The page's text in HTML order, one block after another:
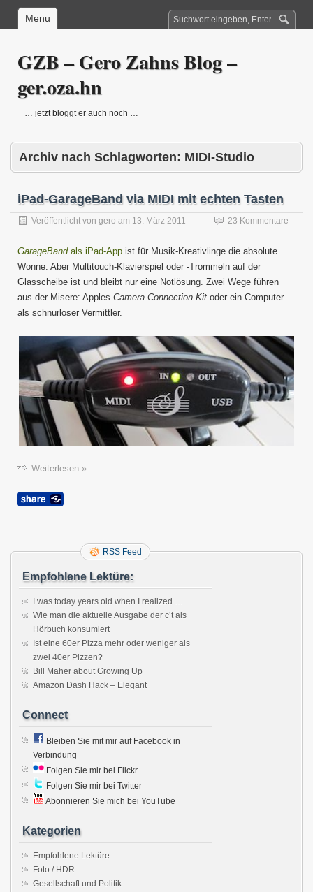
Menu
GZB – Gero Zahns Blog –
ger.oza.hn
… jetzt bloggt er auch noch …
Archiv nach Schlagworten: MIDI-Studio
iPad-GarageBand via MIDI mit echten Tasten
Veröffentlicht von gero am 13. März 2011 23 Kommentare
GarageBandals iPad-App ist für Musik-Kreativlinge die absolute
Wonne. Aber Multitouch-Klavierspiel oder -Trommeln auf der
Glasscheibe ist und bleibt nur eine Notlösung. Zwei Wege führen
aus der Misere: Apples Camera Connection Kit oder ein Computer
als schnurloser Vermittler.
Weiterlesen »
RSS Feed
Empfohlene Lektüre:
I was today years old when I realized …
Wie man die aktuelle Ausgabe der c’t als
Hörbuch konsumiert
Ist eine 60er Pizza mehr oder weniger als
zwei 40er Pizzen?
Bill Maher about Growing Up
Amazon Dash Hack – Elegant
Connect
Bleiben Sie mit mir auf Facebook in
Verbindung
Folgen Sie mir bei Flickr
Folgen Sie mir bei Twitter
Abonnieren Sie mich bei YouTube
Kategorien
Empfohlene Lektüre
Foto / HDR
Gesellschaft und Politik